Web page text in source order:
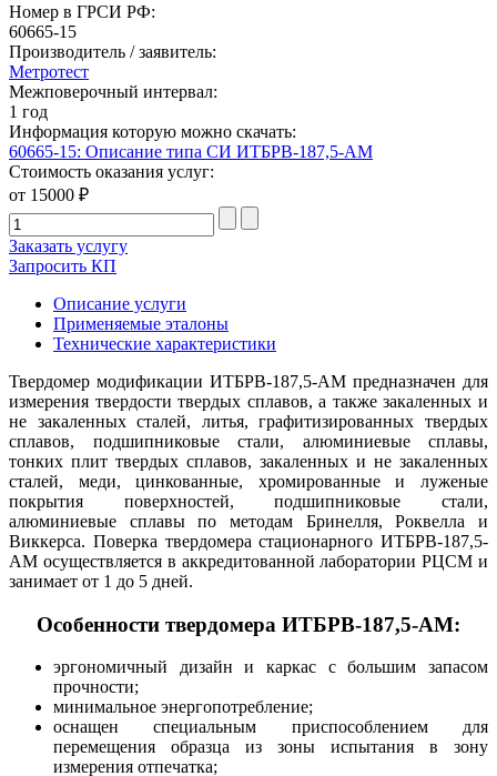
Номер в ГРСИ РФ:
60665-15
Производитель / заявитель:
Метротест
Межповерочный интервал:
1 год
Информация которую можно скачать:
60665-15: Описание типа СИ ИТБРВ-187,5-АМ
Стоимость оказания услуг:
от 15000 ₽
Заказать услугу
Запросить КП
Описание услуги
Применяемые эталоны
Технические характеристики
Твердомер модификации ИТБРВ-187,5-АМ предназначен для
измерения твердости твердых сплавов, а также закаленных и
не закаленных сталей, литья, графитизированных твердых
сплавов, подшипниковые стали, алюминиевые сплавы,
тонких плит твердых сплавов, закаленных и не закаленных
сталей, меди, цинкованные, хромированные и луженые
покрытия поверхностей, подшипниковые стали,
алюминиевые сплавы по методам Бринелля, Роквелла и
Виккерса. Поверка твердомера стационарного ИТБРВ-187,5-
АМ осуществляется в аккредитованной лаборатории РЦСМ и
занимает от 1 до 5 дней.
Особенности твердомера ИТБРВ-187,5-АМ:
эргономичный дизайн и каркас с большим запасом
прочности;
минимальное энергопотребление;
оснащен специальным приспособлением для
перемещения образца из зоны испытания в зону
измерения отпечатка;